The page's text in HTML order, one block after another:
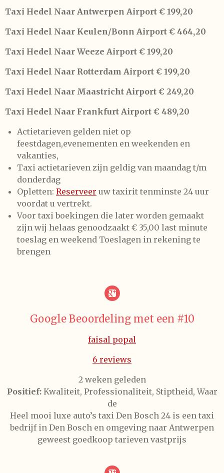
Taxi Hedel Naar Antwerpen Airport € 199,20
Taxi Hedel Naar Keulen/Bonn Airport € 464,20
Taxi Hedel Naar Weeze Airport € 199,20
Taxi Hedel Naar Rotterdam Airport € 199,20
Taxi Hedel Naar Maastricht Airport € 249,20
Taxi Hedel Naar Frankfurt Airport € 489,20
Actietarieven gelden niet op
feestdagen,evenementen en weekenden en
vakanties,
Taxi actietarieven zijn geldig van maandag t/m
donderdag
Opletten: Reserveer uw taxirit tenminste 24 uur
voordat u vertrekt.
Voor taxi boekingen die later worden gemaakt
zijn wij helaas genoodzaakt € 35,00 last minute
toeslag en weekend Toeslagen in rekening te
brengen
Google Beoordeling met een #10
faisal popal
6 reviews
2 weken geleden
Positief: Kwaliteit, Professionaliteit, Stiptheid, Waar
de
Heel mooi luxe auto’s taxi Den Bosch 24 is een taxi
bedrijf in Den Bosch en omgeving naar Antwerpen
geweest goedkoop tarieven vastprijs